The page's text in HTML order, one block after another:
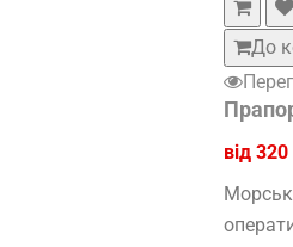
До
від 320